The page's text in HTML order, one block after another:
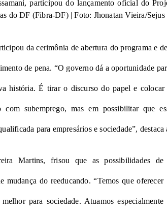
participou do lançamento oficial do
do DF (Fibra-DF) | Foto: Jhonatan Vieira/Sejus
da cerimônia de abertura do programa e
de pena. “O governo dá a oportunidade
história. É tirar o discurso do papel e colocar
subemprego, mas em possibilitar que
para empresários e sociedade”,
Martins, frisou que as possibilidades de
mudança do reeducando. “Temos que oferecer
para sociedade. Atuamos especialmente